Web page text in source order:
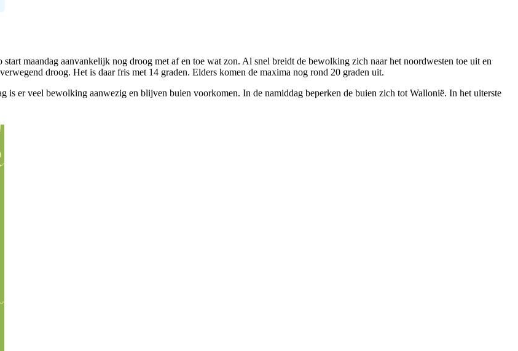
maandag aanvankelijk nog droog met af en toe wat zon. Al snel breidt de bewolking zich naar het noordwesten toe uit en
droog. Het is daar fris met 14 graden. Elders komen de maxima nog rond 20 graden uit.
is er veel bewolking aanwezig en blijven buien voorkomen. In de namiddag beperken de buien zich tot Wallonië. In het uiterste